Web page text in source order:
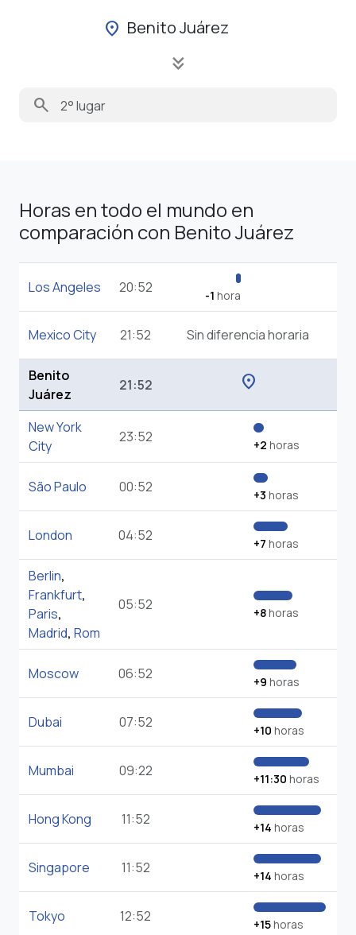
location_on Benito Juárez
keyboard_double_arrow_down
search
Horas en todo el mundo en
comparación con Benito Juárez
Los Angeles 20:52 -1 hora
Mexico City 21:52 Sin diferencia horaria
Benito
Juárez
21:52 location_on
New York
City
23:52 +2 horas
São Paulo 00:52 +3 horas
London 04:52 +7 horas
Berlin,
Frankfurt,
Paris,
Madrid, Rom
05:52 +8horas
Moscow 06:52 +9 horas
Dubai 07:52 +10 horas
Mumbai 09:22 +11:30 horas
Hong Kong 11:52 +14 horas
Singapore 11:52 +14 horas
Tokyo 12:52 +15horas